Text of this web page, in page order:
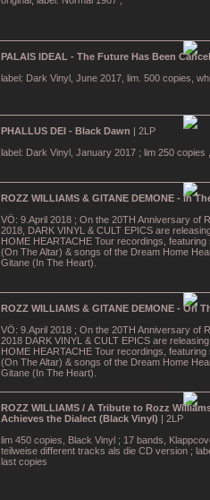
PALAIS IDEAL - The Future Has Been
label: Dark Vinyl, June 2017, lim. 500 copies,
PHALLUS DEI - Black Dawn | 2LP
label: Dark Vinyl, January 2017 ; lim 250
ROZZ WILLIAMS & GITANE DEMONE - In
VÖ: 9.April 2018 ; On the 20TH Anniversary of
2018, DARK VINYL & CULT EPICS are
HOME HEARTACHE Tour recordings,
(On The Altar) & songs of the Dream Home
Gitane (In The Heart).
ROZZ WILLIAMS & GITANE DEMONE - On
VÖ: 9.April 2018 ; On the 20TH Anniversary of
2018 DARK VINYL & CULT EPICS are
HOME HEARTACHE Tour recordings,
(On The Altar) & songs of the Dream Home
Gitane (In The Heart).
ROZZ WILLIAMS / A Tribute to Rozz
Achieves the Dialect (Black Vinyl) | 2LP
lim 450 copies, Black Vinyl ; 17 bands,
teilweise different tracks als die CD version ;
last copies